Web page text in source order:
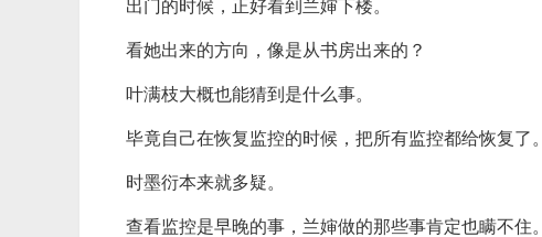
出门的时候，正好看到兰婶下楼。
看她出来的方向，像是从书房出来的？
叶满枝大概也能猜到是什么事。
毕竟自己在恢复监控的时候，把所有监控都给恢复了。
时墨衍本来就多疑。
查看监控是早晚的事，兰婶做的那些事肯定也瞒不住。